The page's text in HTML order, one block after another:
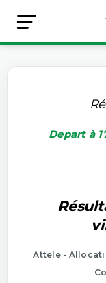
Depart à
Attele -